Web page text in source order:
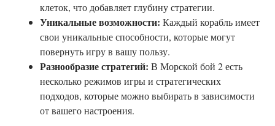
клеток, что добавляет глубину стратегии.
Уникальные возможности: Каждый корабль имеет
свои уникальные способности, которые могут
повернуть игру в вашу пользу.
Разнообразие стратегий: В Морской бой 2 есть
несколько режимов игры и стратегических
подходов, которые можно выбирать в зависимости
от вашего настроения.